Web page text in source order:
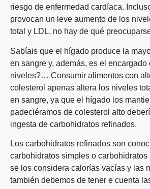
riesgo de enfermedad cardíaca.
provocan un leve aumento de los
total y LDL, no hay de qué
Sabíais que el hígado produce la
en sangre y, además, es el encargado
niveles?… Consumir alimentos con
colesterol apenas altera los niveles
en sangre, ya que el hígado los
padeciéramos de colesterol alto
ingesta de carbohidratos refinados.
Los carbohidratos refinados son
carbohidratos simples o
se los considera calorías vacías y las
también debemos de tener e cuenta